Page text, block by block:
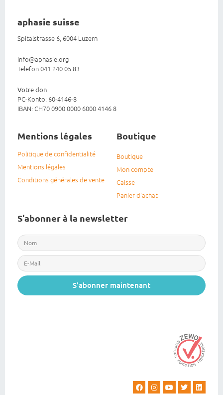
aphasie suisse
Spitalstrasse 6, 6004 Luzern
info@aphasie.org
Telefon 041 240 05 83
Votre don
PC-Konto: 60-4146-8
IBAN: CH70 0900 0000 6000 4146 8
Mentions légales
Politique de confidentialité
Mentions légales
Conditions générales de vente
Boutique
Boutique
Mon compte
Caisse
Panier d’achat
S'abonner à la newsletter
S'abonner maintenant